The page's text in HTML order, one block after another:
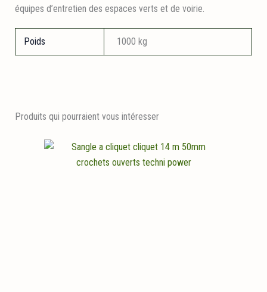
équipes d’entretien des espaces verts et de voirie.
Poids 1000 kg
Produits qui pourraient vous intéresser